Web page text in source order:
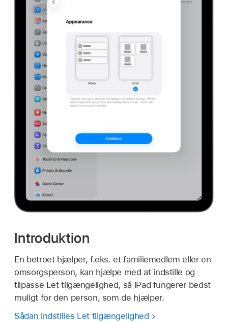
Introduktion
En betroet hjælper, f.eks. et familiemedlem eller en
omsorgsperson, kan hjælpe med at indstille og
tilpasse Let tilgængelighed, så iPad fungerer bedst
muligt for den person, som de hjælper.
Sådan indstilles Let tilgængelighed